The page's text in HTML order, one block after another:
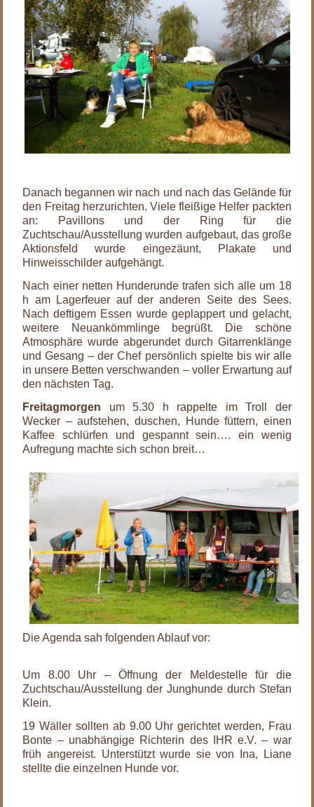
Danach begannen wir nach und nach das Gelände für
den Freitag herzurichten. Viele fleißige Helfer packten
an: Pavillons und der Ring für die
Zuchtschau/Ausstellung wurden aufgebaut, das große
Aktionsfeld wurde eingezäunt, Plakate und
Hinweisschilder aufgehängt.
Nach einer netten Hunderunde trafen sich alle um 18
h am Lagerfeuer auf der anderen Seite des Sees.
Nach deftigem Essen wurde geplappert und gelacht,
weitere Neuankömmlinge begrüßt. Die schöne
Atmosphäre wurde abgerundet durch Gitarrenklänge
und Gesang – der Chef persönlich spielte bis wir alle
in unsere Betten verschwanden – voller Erwartung auf
den nächsten Tag.
Freitagmorgen um 5.30 h rappelte im Troll der
Wecker – aufstehen, duschen, Hunde füttern, einen
Kaffee schlürfen und gespannt sein…. ein wenig
Aufregung machte sich schon breit…
Die Agenda sah folgenden Ablauf vor:
Um 8.00 Uhr – Öffnung der Meldestelle für die
Zuchtschau/Ausstellung der Junghunde durch Stefan
Klein.
19 Wäller sollten ab 9.00 Uhr gerichtet werden, Frau
Bonte – unabhängige Richterin des IHR e.V. – war
früh angereist. Unterstützt wurde sie von Ina, Liane
stellte die einzelnen Hunde vor.